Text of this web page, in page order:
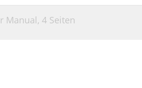
Manual, 4 Seiten